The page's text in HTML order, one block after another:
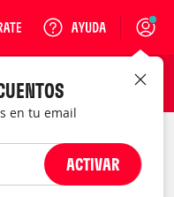
Login
en tu email
ACTIVAR